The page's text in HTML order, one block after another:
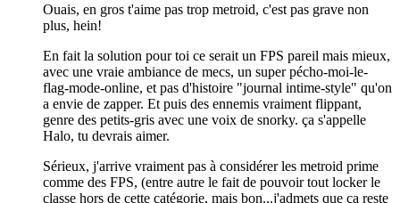
Ouais, en gros t'aime pas trop metroid, c'est pas grave non
plus, hein!
En fait la solution pour toi ce serait un FPS pareil mais mieux,
avec une vraie ambiance de mecs, un super pécho-moi-le-
flag-mode-online, et pas d'histoire "journal intime-style" qu'on
a envie de zapper. Et puis des ennemis vraiment flippant,
genre des petits-gris avec une voix de snorky. ça s'appelle
Halo, tu devrais aimer.
Sérieux, j'arrive vraiment pas à considérer les metroid prime
comme des FPS, (entre autre le fait de pouvoir tout locker le
classe hors de cette catégorie, mais bon...j'admets que ça reste